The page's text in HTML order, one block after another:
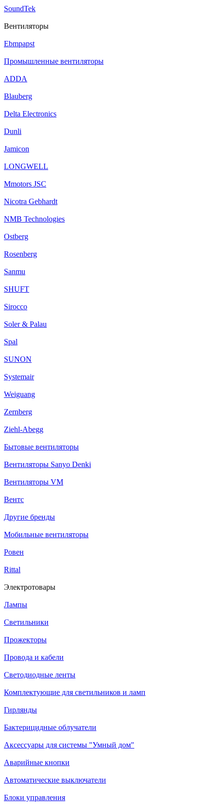
SoundTek
Вентиляторы
Ebmpapst
Промышленные вентиляторы
ADDA
Blauberg
Delta Electronics
Dunli
Jamicon
LONGWELL
Mmotors JSC
Nicotra Gebhardt
NMB Technologies
Ostberg
Rosenberg
Sanmu
SHUFT
Sirocco
Soler & Palau
Spal
SUNON
Systemair
Weiguang
Zernberg
Ziehl-Abegg
Бытовые вентиляторы
Вентиляторы Sanyo Denki
Вентиляторы VM
Вентс
Другие бренды
Мобильные вентиляторы
Ровен
Rittal
Электротовары
Лампы
Светильники
Прожекторы
Провода и кабели
Светодиодные ленты
Комплектующие для светильников и ламп
Гирлянды
Бактерицидные облучатели
Аксессуары для системы "Умный дом"
Аварийные кнопки
Автоматические выключатели
Блоки управления